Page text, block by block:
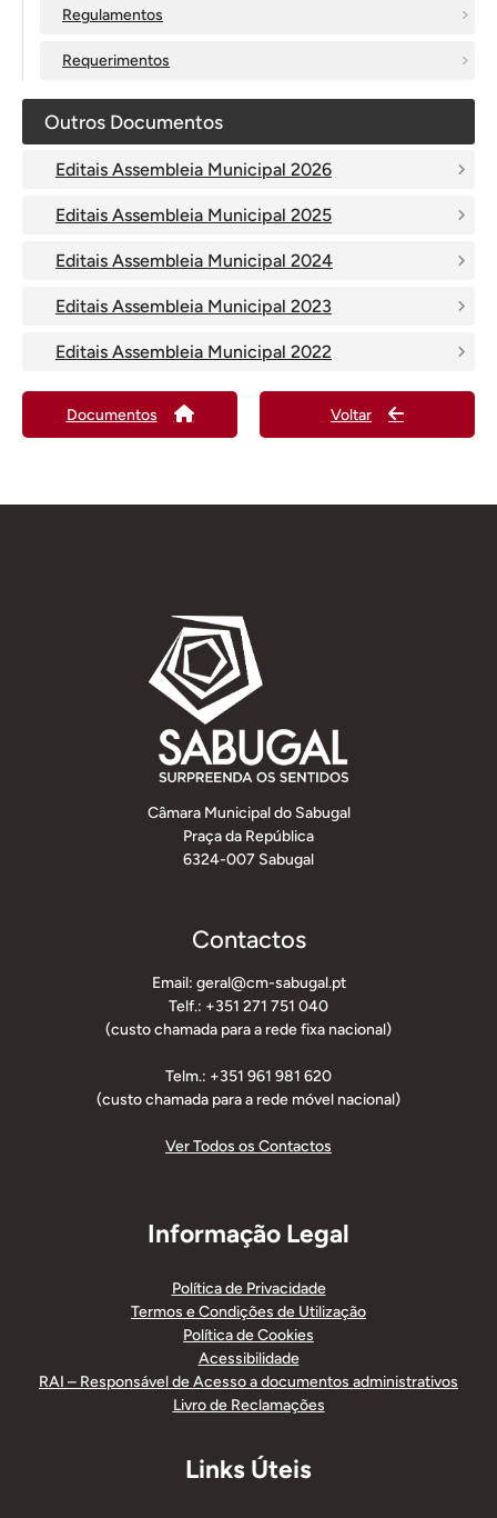
Regulamentos
Requerimentos
Outros Documentos
Editais Assembleia Municipal 2026
Editais Assembleia Municipal 2025
Editais Assembleia Municipal 2024
Editais Assembleia Municipal 2023
Editais Assembleia Municipal 2022
Documentos Voltar
Câmara Municipal do Sabugal
Praça da República
6324-007 Sabugal
Contactos
Email: geral@cm-sabugal.pt
Telf.: +351 271 751 040
(custo chamada para a rede fixa nacional)
Telm.: +351 961 981 620
(custo chamada para a rede móvel nacional)
Ver Todos os Contactos
Informação Legal
Política de Privacidade
Termos e Condições de Utilização
Política de Cookies
Acessibilidade
RAI – Responsável de Acesso a documentos administrativos
Livro de Reclamações
Links Úteis